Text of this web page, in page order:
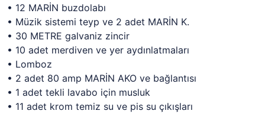
• 12 MARİN buzdolabı
• Müzik sistemi teyp ve 2 adet MARİN K.
• 30 METRE galvaniz zincir
• 10 adet merdiven ve yer aydınlatmaları
• Lomboz
• 2 adet 80 amp MARİN AKO ve bağlantısı
• 1 adet tekli lavabo için musluk
• 11 adet krom temiz su ve pis su çıkışları